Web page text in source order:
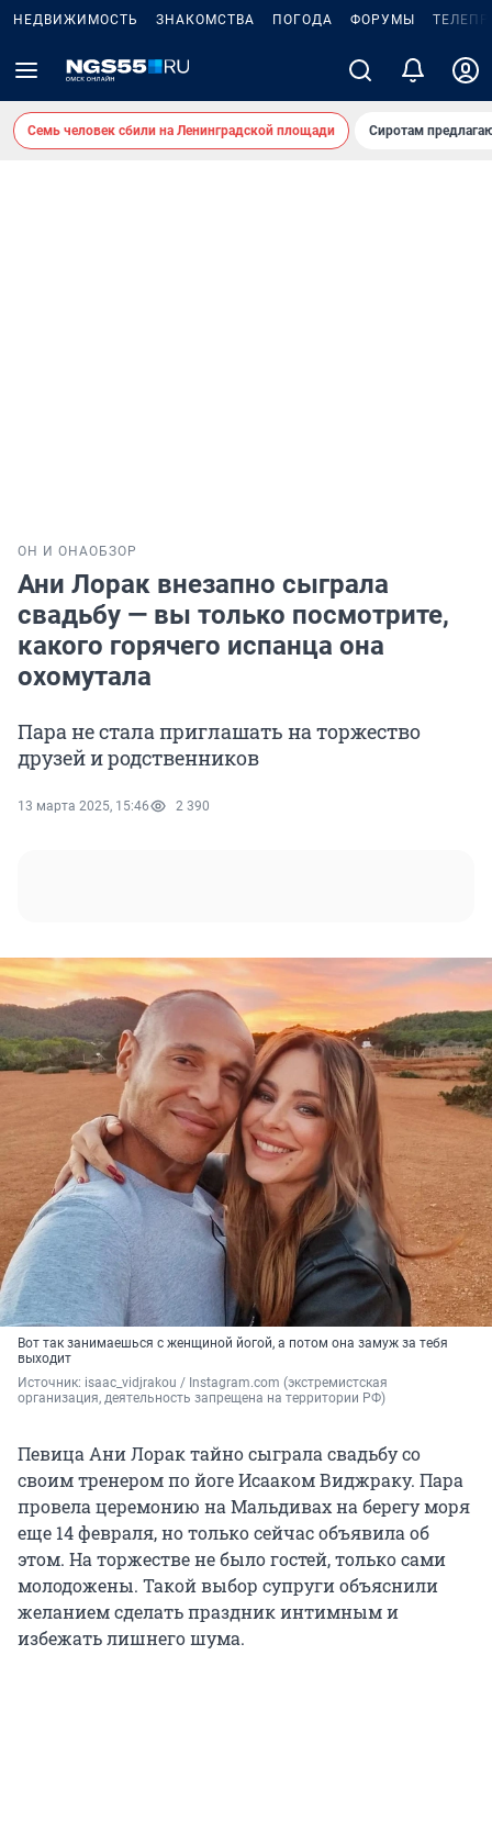
НЕДВИЖИМОСТЬ ЗНАКОМСТВА ПОГОДА ФОРУМЫ
Семь человек сбили на Ленинградской площади Сиротам
ОН И ОНАОБЗОР
Ани Лорак внезапно сыграла
свадьбу — вы только посмотрите,
какого горячего испанца она
охомутала
Пара не стала приглашать на торжество
друзей и родственников
13 марта 2025, 15:46 2 390
Вот так занимаешься с женщиной йогой, а потом она замуж за тебя
выходит
Источник: isaac_vidjrakou / Instagram.com (экстремистская
организация, деятельность запрещена на территории РФ)
Певица Ани Лорак тайно сыграла свадьбу со
своим тренером по йоге Исааком Виджраку. Пара
провела церемонию на Мальдивах на берегу моря
еще 14 февраля, но только сейчас объявила об
этом. На торжестве не было гостей, только сами
молодожены. Такой выбор супруги объяснили
желанием сделать праздник интимным и
избежать лишнего шума.